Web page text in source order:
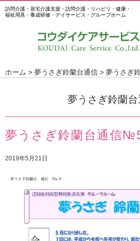
訪問介護・居宅介護支援・訪問介護・リハビリ・健康・
福祉用具・養成研修・デイサービス・グループホーム
ホーム > 夢うさぎ鈴蘭台通信 > 夢うさぎ
夢うさぎ鈴蘭
夢うさぎ鈴蘭台通信
2019年5月21日